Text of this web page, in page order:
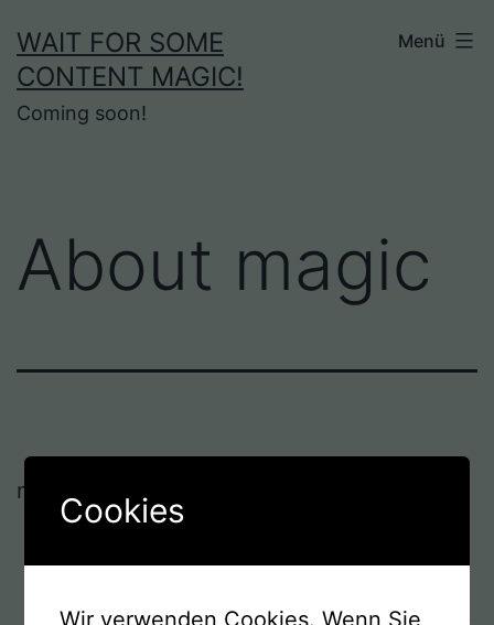
Inhalt
springen
WAIT FOR SOME
CONTENT MAGIC!
Coming soon!
Menü
About magic
magic/ˈmadʒɪk/
Cookies
Wir verwenden Cookies. Wenn Sie